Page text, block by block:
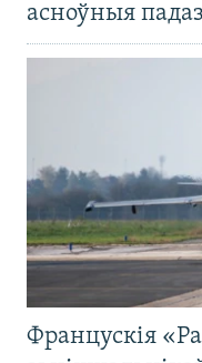
асноўныя
Францускія